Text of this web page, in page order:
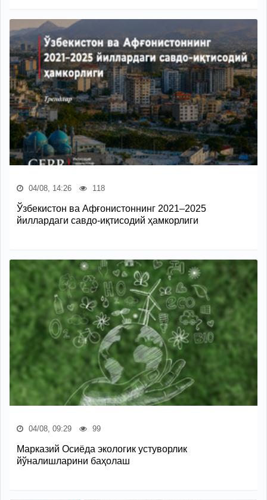
04/08, 14:26 118
Ўзбекистон ва Афғонистоннинг 2021–2025
йиллардаги савдо-иқтисодий ҳамкорлиги
04/08, 09:29 99
Марказий Осиёда экологик устуворлик
йўналишларини баҳолаш